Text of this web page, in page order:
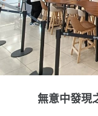
無意中發現